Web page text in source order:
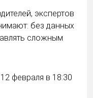
экспертов
без данных
сложным
12 февраля в 18:30